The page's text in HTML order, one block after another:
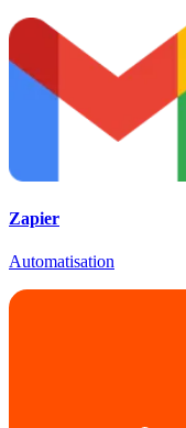
Zapier
Automatisation